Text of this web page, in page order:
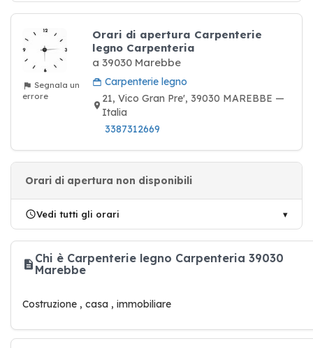
Segnala un
errore
Orari di apertura Carpenterie
legno Carpenteria
a 39030 Marebbe
Carpenterie legno
21, Vico Gran Pre', 39030 MAREBBE —
Italia
3387312669
Orari di apertura non disponibili
Vedi tutti gli orari
Chi è Carpenterie legno Carpenteria 39030
Marebbe
Costruzione , casa , immobiliare